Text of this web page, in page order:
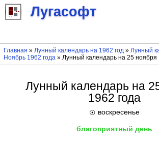
Лугасофт
Главная » Лунный календарь на 1962 год» Лунный
Ноябрь 1962 года» Лунный календарь на 25 ноября
Лунный календарь на
1962 года
☉ воскресенье
благоприятный день